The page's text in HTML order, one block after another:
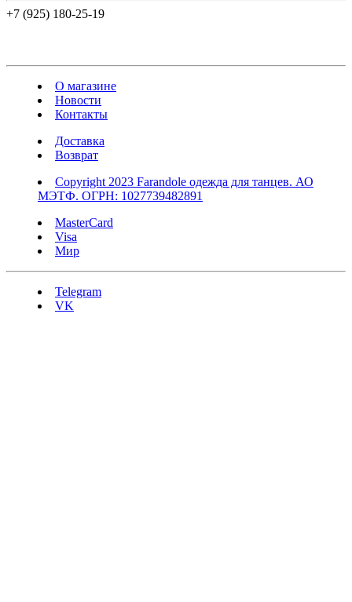
+7 (925) 180-25-19
О магазине
Новости
Контакты
Доставка
Возврат
Copyright 2023 Farandole одежда для танцев. АО
МЭТФ. ОГРН: 1027739482891
MasterCard
Visa
Мир
Telegram
VK